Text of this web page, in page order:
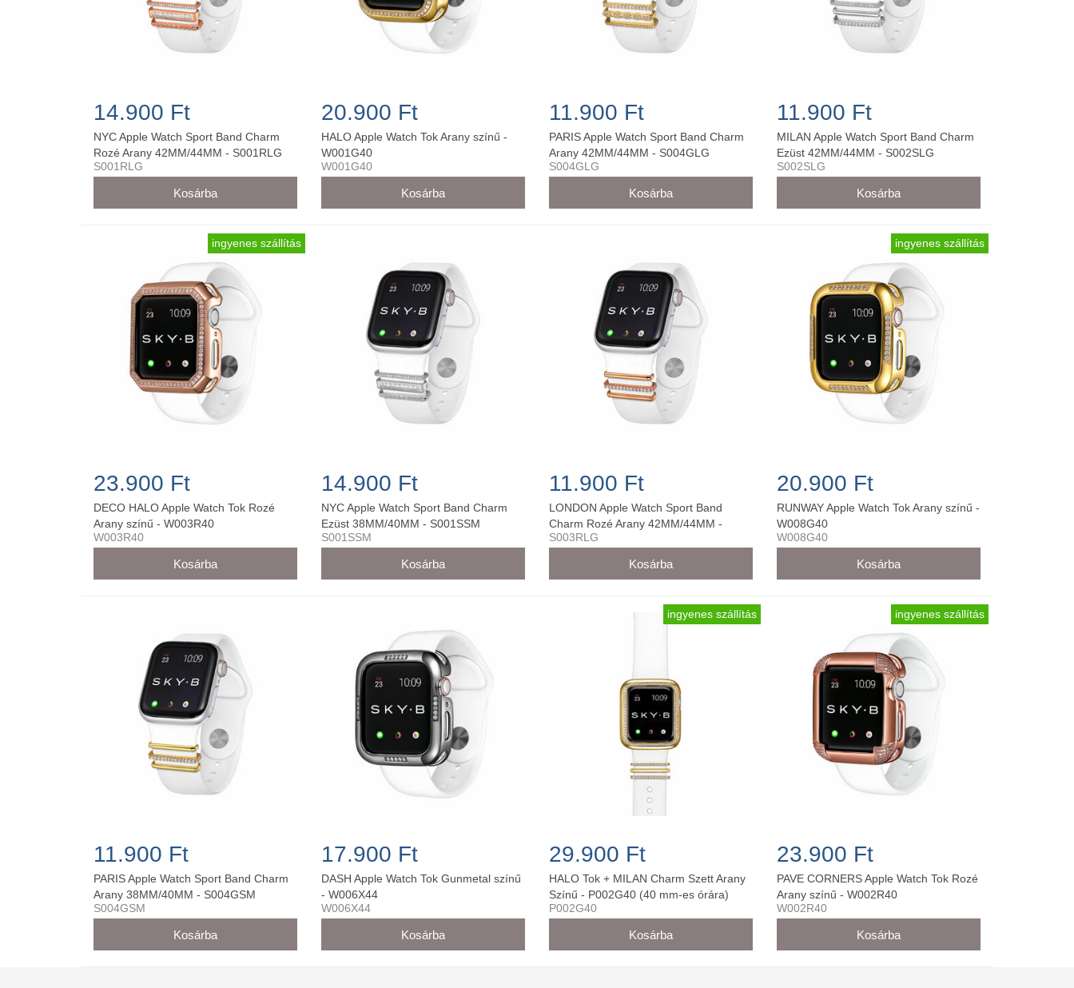
14.900 Ft
NYC Apple Watch Sport Band Charm
Rozé Arany 42MM/44MM - S001RLG
S001RLG
20.900 Ft
HALO Apple Watch Tok Arany színű -
W001G40
W001G40
11.900 Ft
PARIS Apple Watch Sport Band Charm
Arany 42MM/44MM - S004GLG
S004GLG
11.900 Ft
MILAN Apple Watch Sport Band Charm
Ezüst 42MM/44MM - S002SLG
S002SLG
ingyenes szállítás
23.900 Ft
DECO HALO Apple Watch Tok Rozé
Arany színű - W003R40
W003R40
14.900 Ft
NYC Apple Watch Sport Band Charm
Ezüst 38MM/40MM - S001SSM
S001SSM
11.900 Ft
LONDON Apple Watch Sport Band
Charm Rozé Arany 42MM/44MM -
S003RLG
S003RLG
ingyenes szállítás
20.900 Ft
RUNWAY Apple Watch Tok Arany színű -
W008G40
W008G40
11.900 Ft
PARIS Apple Watch Sport Band Charm
Arany 38MM/40MM - S004GSM
S004GSM
17.900 Ft
DASH Apple Watch Tok Gunmetal színű
- W006X44
W006X44
ingyenes szállítás
29.900 Ft
HALO Tok + MILAN Charm Szett Arany
Színű - P002G40 (40 mm-es órára)
P002G40
ingyenes szállítás
23.900 Ft
PAVE CORNERS Apple Watch Tok Rozé
Arany színű - W002R40
W002R40